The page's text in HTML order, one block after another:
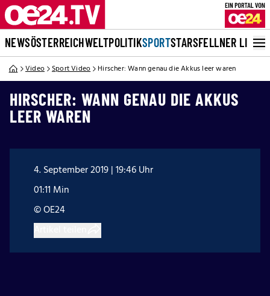
NEWSÖSTERREICHWELTPOLITIKSPORTSTARSFELLNER LIVE
Video Sport Video Hirscher: Wann genau die Akkus leer waren
HIRSCHER: WANN GENAU DIE AKKUS
LEER WAREN
4. September 2019 | 19:46 Uhr
01:11 Min
© OE24